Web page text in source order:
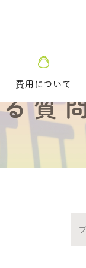
査
る
費用について
初
プ
か
質